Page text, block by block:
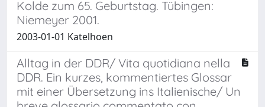
Kolde zum 65. Geburtstag. Tübingen:
Niemeyer 2001.
2003-01-01 Katelhoen
Alltag in der DDR/ Vita quotidiana nella
DDR. Ein kurzes, kommentiertes Glossar
mit einer Übersetzung ins Italienische/ Un